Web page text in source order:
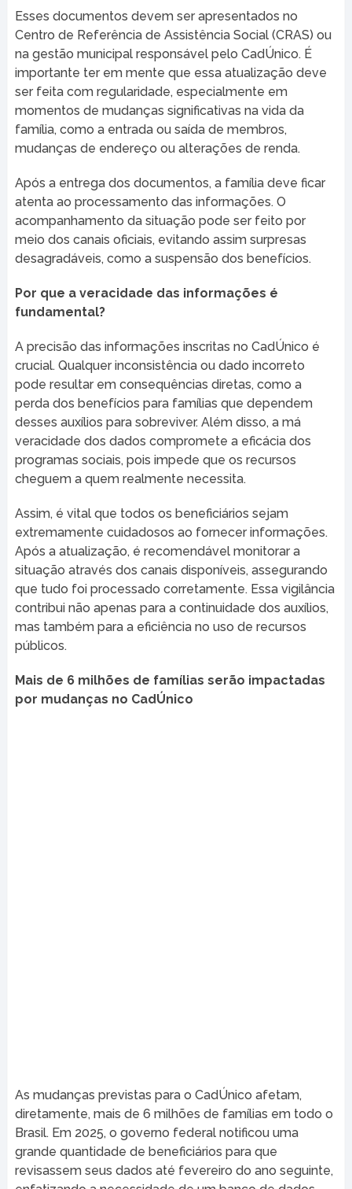
Esses documentos devem ser apresentados no
Centro de Referência de Assistência Social (CRAS) ou
na gestão municipal responsável pelo CadÚnico. É
importante ter em mente que essa atualização deve
ser feita com regularidade, especialmente em
momentos de mudanças significativas na vida da
família, como a entrada ou saída de membros,
mudanças de endereço ou alterações de renda.
Após a entrega dos documentos, a família deve ficar
atenta ao processamento das informações. O
acompanhamento da situação pode ser feito por
meio dos canais oficiais, evitando assim surpresas
desagradáveis, como a suspensão dos benefícios.
Por que a veracidade das informações é
fundamental?
A precisão das informações inscritas no CadÚnico é
crucial. Qualquer inconsistência ou dado incorreto
pode resultar em consequências diretas, como a
perda dos benefícios para famílias que dependem
desses auxílios para sobreviver. Além disso, a má
veracidade dos dados compromete a eficácia dos
programas sociais, pois impede que os recursos
cheguem a quem realmente necessita.
Assim, é vital que todos os beneficiários sejam
extremamente cuidadosos ao fornecer informações.
Após a atualização, é recomendável monitorar a
situação através dos canais disponíveis, assegurando
que tudo foi processado corretamente. Essa vigilância
contribui não apenas para a continuidade dos auxílios,
mas também para a eficiência no uso de recursos
públicos.
Mais de 6 milhões de famílias serão impactadas
por mudanças no CadÚnico
As mudanças previstas para o CadÚnico afetam,
diretamente, mais de 6 milhões de famílias em todo o
Brasil. Em 2025, o governo federal notificou uma
grande quantidade de beneficiários para que
revisassem seus dados até fevereiro do ano seguinte,